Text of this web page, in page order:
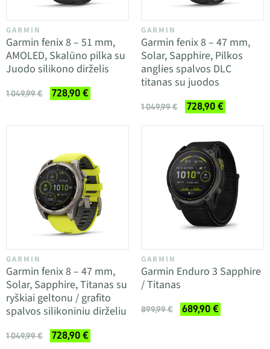
GARMIN
Garmin fenix 8 – 51 mm,
AMOLED, Skalūno pilka su
Juodo silikono dirželis
1 049,99 € 728,90 €
GARMIN
Garmin fenix 8 – 47 mm,
Solar, Sapphire, Pilkos
anglies spalvos DLC
titanas su juodos
1 049,99 € 728,90 €
GARMIN
Garmin fenix 8 – 47 mm,
Solar, Sapphire, Titanas su
ryškiai geltonu / grafito
spalvos silikoniniu dirželiu
1 049,99 € 728,90 €
GARMIN
Garmin Enduro 3 Sapphire
/ Titanas
899,99 € 689,90 €